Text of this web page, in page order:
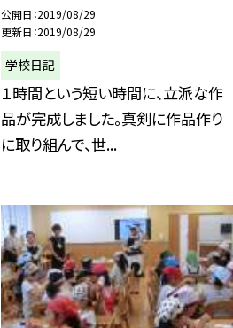
公開日 2019/08/29
更新日 2019/08/29
学校日記
１時間という短い時間に、立派な作
品が完成しました。真剣に作品作り
に取り組んで、世...